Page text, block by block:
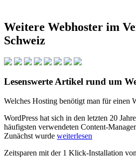
Weitere Webhoster im
Schweiz
Lesenswerte Artikel rund um
Welches Hosting benötigt man für einen
WordPress hat sich in den letzten 20
häufigsten verwendeten Content-
Zunächst wurde weiterlesen
Zeitsparen mit der 1 Klick-Installation